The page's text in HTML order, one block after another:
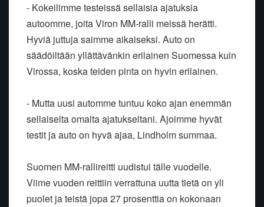
- Kokeilimme testeissä sellaisia ajatuksia
autoomme, joita Viron MM-ralli meissä herätti.
Hyviä juttuja saimme aikaiseksi. Auto on
säädöiltään yllättävänkin erilainen Suomessa kuin
Virossa, koska teiden pinta on hyvin erilainen.
- Mutta uusi automme tuntuu koko ajan enemmän
sellaiselta omalta ajatukseltani. Ajoimme hyvät
testit ja auto on hyvä ajaa, Lindholm summaa.
Suomen MM-rallireitti uudistui tälle vuodelle.
Viime vuoden reittiin verrattuna uutta tietä on yli
puolet ja teistä jopa 27 prosenttia on kokonaan